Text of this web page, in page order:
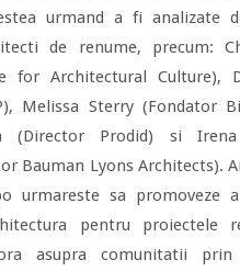
urmand a fi analizate
de renume, precum:
for Architectural Culture),
Melissa Sterry (Fondator
(Director Prodid) si Irena
Bauman Lyons Architects).
urmareste sa promoveze
pentru proiectele
asupra comunitatii prin